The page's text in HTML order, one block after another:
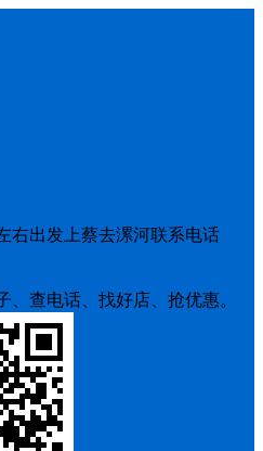
右出发上蔡去漯河联系电话
查电话、找好店、抢优惠。